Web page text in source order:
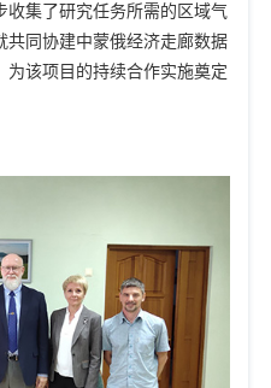
收集了研究任务所需的区域气
共同协建中蒙俄经济走廊数据
该项目的持续合作实施奠定